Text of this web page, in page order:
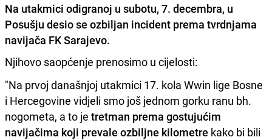
Na utakmici odigranoj u subotu, 7. decembra, u
Posušju desio se ozbiljan incident prema tvrdnjama
navijača FK Sarajevo.
Njihovo saopćenje prenosimo u cijelosti:
"Na prvoj današnjoj utakmici 17. kola Wwin lige Bosne
i Hercegovine vidjeli smo još jednom gorku ranu bh.
nogometa, a to je tretman prema gostujućim
navijačima koji prevale ozbiljne kilometre kako bi bili